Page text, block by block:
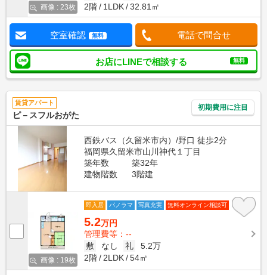
画像 : 23枚
2階
1LDK 32.81㎡
空室確認 無料 電話で問合せ
お店にLINEで相談する 無料
賃貸アパート
ピ－スフルおがた
初期費用に注目
西鉄バス（久留米市内）/野口 徒歩2分
福岡県久留米市山川神代１丁目
築年数
築32年
建物階数
3階建
画像 : 19枚
即入居 パノラマ 写真充実 無料オンライン相談可
5.2万円
管理費等：--
敷
なし 礼
5.2万
2階
2LDK 54㎡